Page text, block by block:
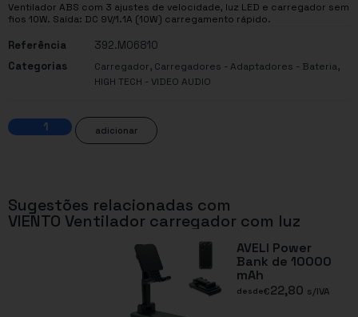
Ventilador ABS com 3 ajustes de velocidade, luz LED e carregador sem
fios 10W. Saída: DC 9V/1.1A (10W) carregamento rápido.
Referência
392.MO6810
Categorias
Carregador, Carregadores - Adaptadores - Bateria,
HIGH TECH - VIDEO AUDIO
adicionar
Sugestões relacionadas com
VIENTO Ventilador carregador com luz
AVELI Power
Bank de 10000
mAh
desde€22,80 s/IVA